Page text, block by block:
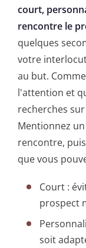
court,
rencontre le
quelques
votre
au but.
l'attention et
recherches
Mentionnez
rencontre,
que vous
Court :
prospect
soit